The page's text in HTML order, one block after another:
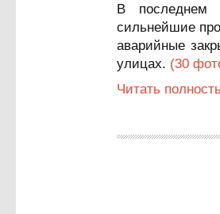
В последнем
сильнейшие
аварийные
улицах. (30
Читать